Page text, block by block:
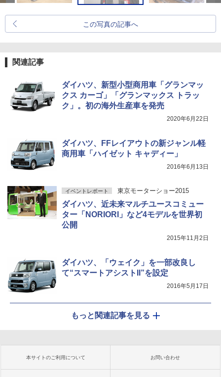
この写真の記事へ
関連記事
ダイハツ、新型小型商用車「グランマッ
クス カーゴ」「グランマックス トラッ
ク」。初の海外生産車を発売
2020年6月22日
ダイハツ、FFレイアウトの新ジャンル軽
商用車「ハイゼット キャディー」
2016年6月13日
イベントレポート 東京モーターショー2015
ダイハツ、近未来マルチユースコミュー
ター「NORIORI」など4モデルを世界初
公開
2015年11月2日
ダイハツ、「ウェイク」を一部改良し
て“スマートアシストII”を設定
2016年5月17日
もっと関連記事を見る
本サイトのご利用について お問い合わせ